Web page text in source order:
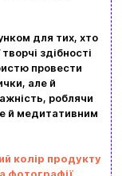
для тих, хто
здібності
провести
але й
роблячи
й медитативним
колір продукту
і ви